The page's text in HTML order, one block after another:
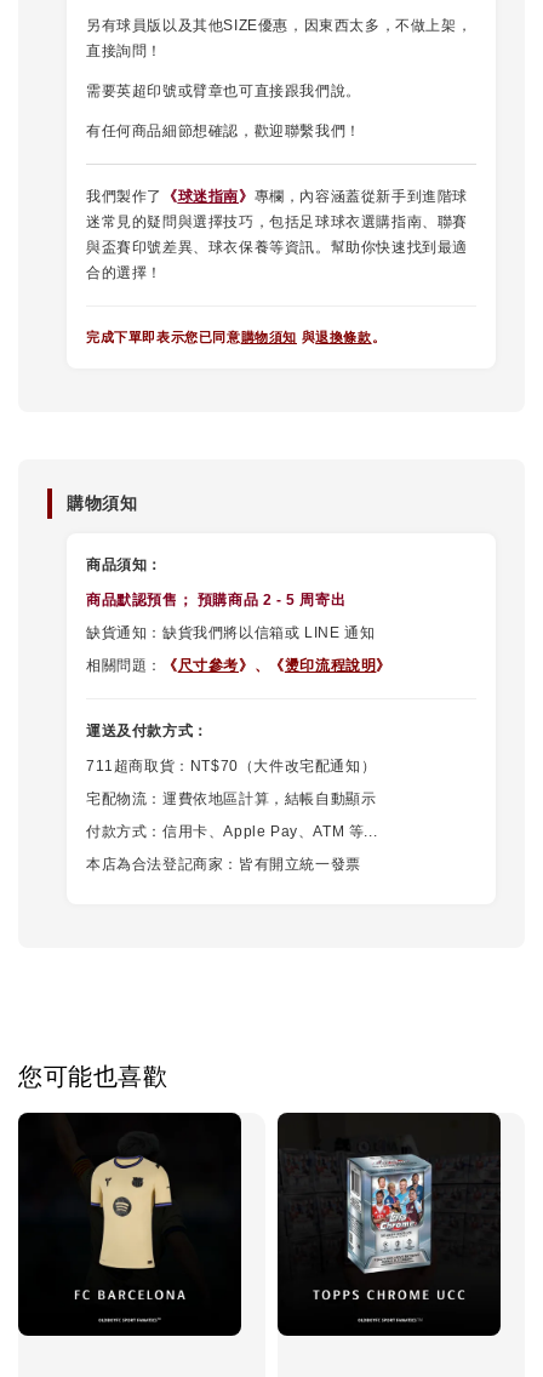
另有球員版以及其他SIZE優惠，因東西太多，不做上架，
直接詢問！
需要英超印號或臂章也可直接跟我們說。
有任何商品細節想確認，歡迎聯繫我們！
我們製作了 《球迷指南》 專欄，內容涵蓋從新手到進階球
迷常見的疑問與選擇技巧，包括足球球衣選購指南、聯賽
與盃賽印號差異、球衣保養等資訊。幫助你快速找到最適
合的選擇！
完成下單即表示您已同意購物須知 與退換條款。
購物須知
商品須知：
商品默認預售 ； 預購商品 2 - 5 周寄出
缺貨通知：缺貨我們將以信箱或 LINE 通知
相關問題：
《尺寸參考》、 《燙印流程說明 》
運送及付款方式：
711超商取貨：NT$70（大件改宅配通知）
宅配物流：運費依地區計算，結帳自動顯示
付款方式：信用卡、Apple Pay、ATM 等...
本店為合法登記商家：皆有開立統一發票
您可能也喜歡